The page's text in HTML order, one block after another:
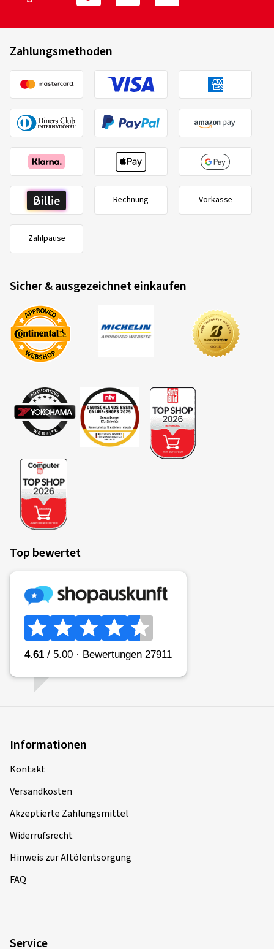
Zahlungsmethoden
Rechnung Vorkasse
Zahlpause
Sicher & ausgezeichnet einkaufen
Top bewertet
Informationen
Kontakt
Versandkosten
Akzeptierte Zahlungsmittel
Widerrufsrecht
Hinweis zur Altölentsorgung
FAQ
Service